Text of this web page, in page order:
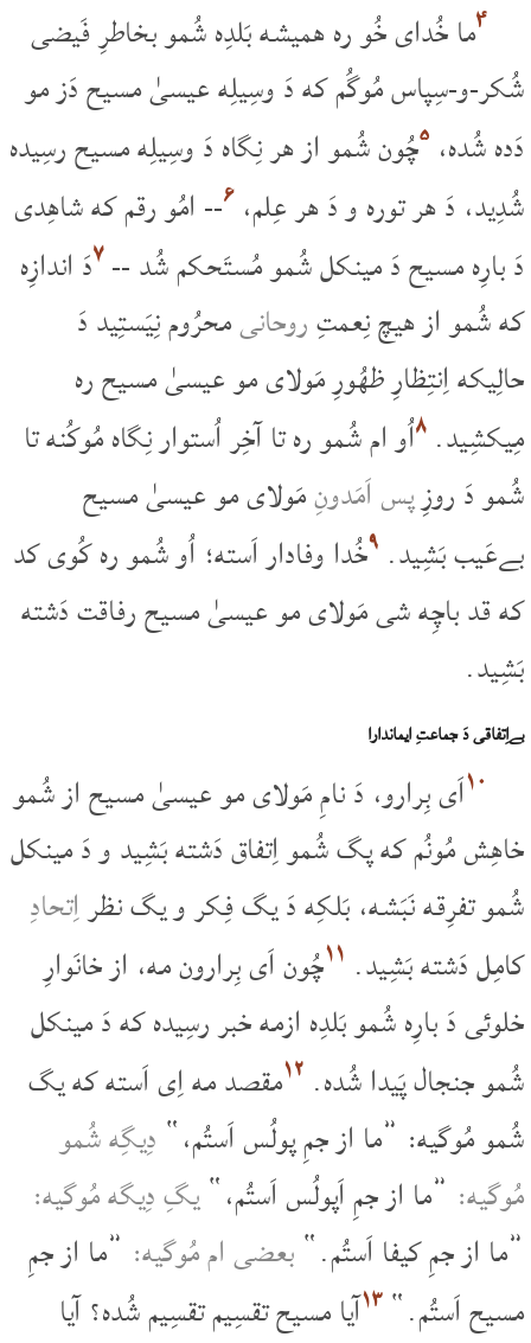
۴ما خُدای خُو ره همیشه بَلدِه شُمو بخاطرِ فَیضی
شُکر-و-سِپاس مُوگُم که دَ وسِیلِه عیسیٰ مسیح دَز مو
دَده شُده، ۵چُون شُمو از هر نِگاه دَ وسِیلِه مسیح رسِیده
شُدِید، دَ هر توره و دَ هر عِلم،۶-- امُو رقم که شاهِدی
دَ بارِه مسیح دَ مینکل شُمو مُستَحکم شُد --۷دَ اندازِه
که شُمو از هیچ نِعمتِروحانیمحرُوم نِیَستِید دَ
حالِیکه اِنتِظارِ ظهُورِ مَولای مو عیسیٰ مسیح ره
مِیکشِید.۸اُو ام شُمو ره تا آخِر اُستوار نِگاه مُوکُنه تا
شُمو دَ روزِپس اَمَدونِمَولای مو عیسیٰ مسیح
بےعَیب بَشِید. ۹خُدا وفادار اَسته؛ اُو شُمو ره کُوی کد
که قد باچِه شی مَولای مو عیسیٰ مسیح رفاقت دَشته
بَشِید.
بےاِتفاقی دَ جماعتِ ایماندارا
۱۰اَی بِرارو، دَ نامِ مَولای مو عیسیٰ مسیح از شُمو
خاهِش مُونُم که پگ شُمو اِتفاق دَشته بَشِید و دَ مینکل
شُمو تفرِقه نَبَشه، بَلکِه دَ یگ فِکر و یگ نظراِتحادِ
کامِل دَشته بَشِید. ۱۱چُون اَی بِرارون مه، از خانَوارِ
خلوئی دَ بارِه شُمو بَلدِه ازمه خبر رسِیده که دَ مینکل
شُمو جنجال پَیدا شُده. ۱۲مقصد مه اِی اَسته که یگ
شُمو مُوگیه: ”ما از جمِ پولُس اَستُم،“ دِیگِه شُمو
مُوگیه: ”ما از جمِ اَپولُس اَستُم،“یگِ دِیگه مُوگیه:
”ما از جمِ کیفا اَستُم.“بعضی ام مُوگیه: ”ما از جمِ
مسیح اَستُم.“۱۳آیا مسیح تقسِیم تقسِیم شُده؟ آیا